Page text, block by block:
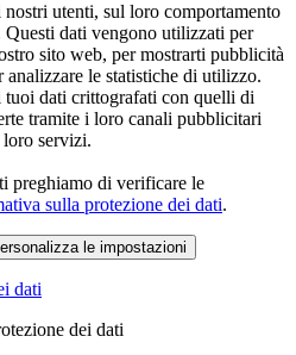
utenti, sul loro comportamento
dati vengono utilizzati per
sito web, per mostrarti pubblicità
analizzare le statistiche di utilizzo.
tuoi dati crittografati con quelli di
tramite i loro canali pubblicitari
servizi.
preghiamo di verificare le
sulla protezione dei dati.
le impostazioni
dati
dei dati